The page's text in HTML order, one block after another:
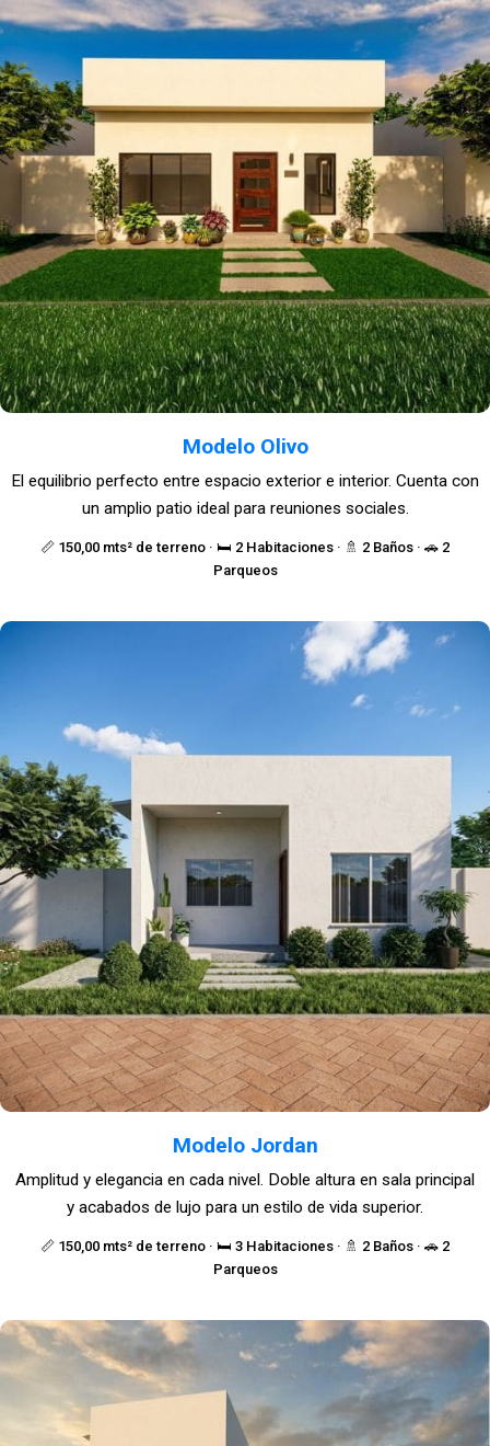
Modelo Olivo
📏 150,00 mts² de terreno · 🛏️ 2 Habitaciones · 🚿 2 Baños · 🚗 2
Parqueos
El equilibrio perfecto entre espacio exterior e interior. Cuenta con
un amplio patio ideal para reuniones sociales.
Modelo Jordan
📏 150,00 mts² de terreno · 🛏️ 3 Habitaciones · 🚿 2 Baños · 🚗 2
Parqueos
Amplitud y elegancia en cada nivel. Doble altura en sala principal
y acabados de lujo para un estilo de vida superior.